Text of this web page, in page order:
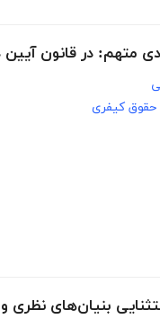
آیین دادرسی کیفری 1392 و
حقوق کیفری
بنیان‌های نظری